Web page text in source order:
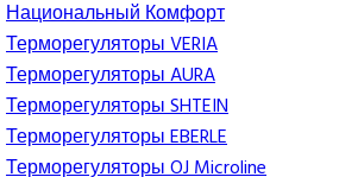
Национальный Комфорт
Терморегуляторы VERIA
Терморегуляторы AURA
Терморегуляторы SHTEIN
Терморегуляторы EBERLE
Терморегуляторы OJ Microline